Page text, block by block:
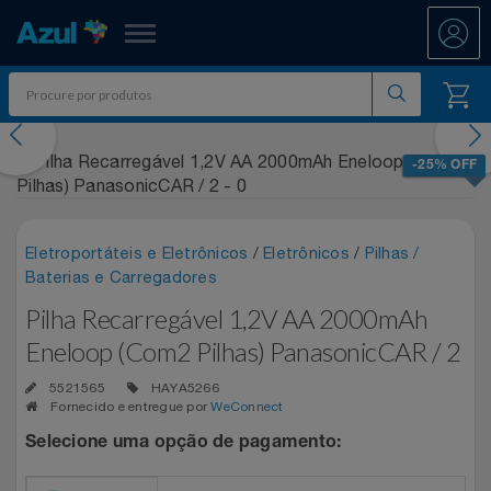
Azul Fidelidade
Shopping
ATÉ 50% OFF DIA DOS PAIS
DIA DOS PAIS ATÉ 60% OFF
MARATONA DE DESCONTOS 80% OFF
Departamentos
Ar E Ventilação
Resgate
Associação Voar
Acumule Pontos
Accor
Meu Resgate Favorito
-25% OFF
Eletroportáteis e Eletrônicos / Eletrônicos / Pilhas /
Baterias e Carregadores
Pilha Recarregável 1,2V AA 2000mAh
Eneloop (Com2 Pilhas) PanasonicCAR / 2
5521565
HAYA5266
Fornecido e entregue porWeConnect
Selecione uma opção de pagamento: